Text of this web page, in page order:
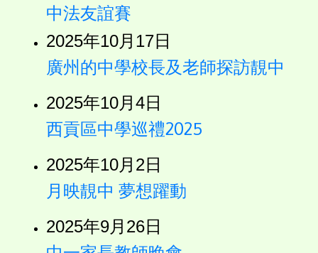
中法友誼賽
2025年10月17日
廣州的中學校長及老師探訪靚中
2025年10月4日
西貢區中學巡禮2025
2025年10月2日
月映靚中 夢想躍動
2025年9月26日